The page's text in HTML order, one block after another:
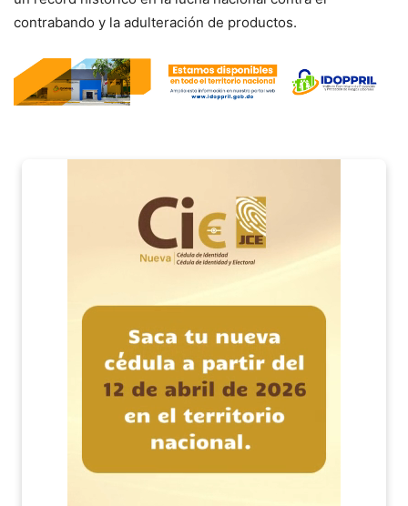
contrabando y la adulteración de productos.